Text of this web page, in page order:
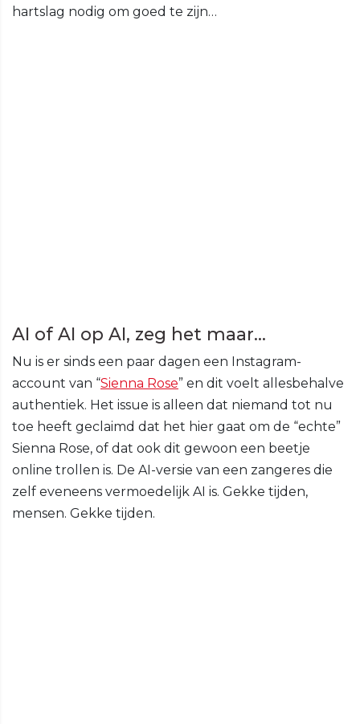
hartslag nodig om goed te zijn…
AI of AI op AI, zeg het maar...
Nu is er sinds een paar dagen een Instagram-
account van “Sienna Rose” en dit voelt allesbehalve
authentiek. Het issue is alleen dat niemand tot nu
toe heeft geclaimd dat het hier gaat om de “echte”
Sienna Rose, of dat ook dit gewoon een beetje
online trollen is. De AI-versie van een zangeres die
zelf eveneens vermoedelijk AI is. Gekke tijden,
mensen. Gekke tijden.